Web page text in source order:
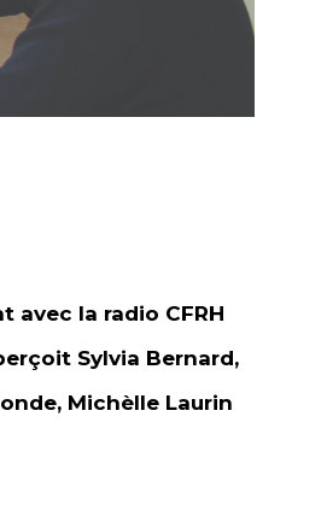
avec la radio CFRH
Sylvia Bernard,
Michèlle Laurin